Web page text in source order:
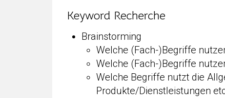
Keyword Recherche
Brainstorming
Welche (Fach-)Begriffe
Welche (Fach-)Begriffe
Welche Begriffe nutzt die
Produkte/Dienstleistungen